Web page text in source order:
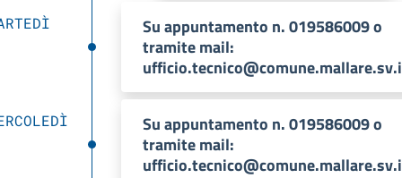
Su appuntamento n. 019586009 o
tramite mail:
Su appuntamento n. 019586009 o
tramite mail: